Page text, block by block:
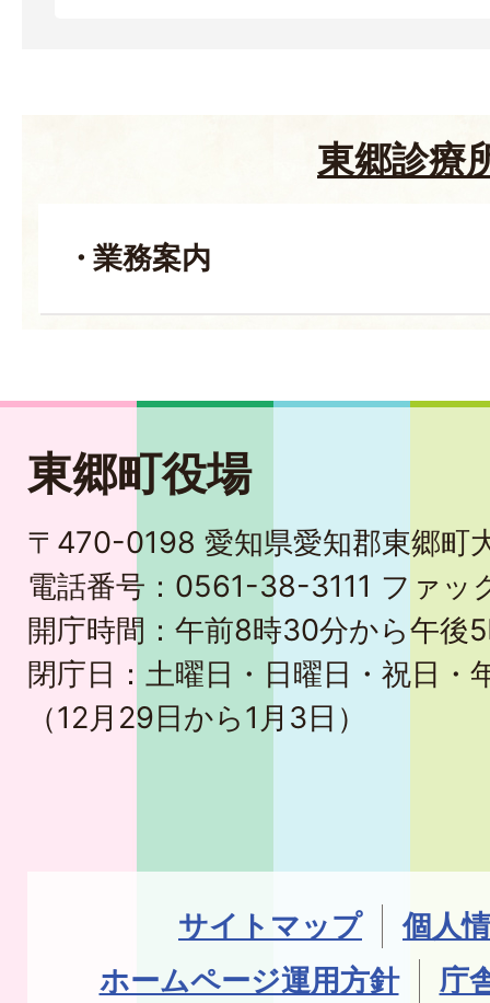
東郷診療
業務案内
東郷町役場
〒470-0198 愛知県愛知郡東郷町
電話番号：0561-38-3111 ファ
開庁時間：午前8時30分から午後
閉庁日：土曜日・日曜日・祝日・
（12月29日から1月3日）
サイトマップ
個人
ホームページ運用方針
庁